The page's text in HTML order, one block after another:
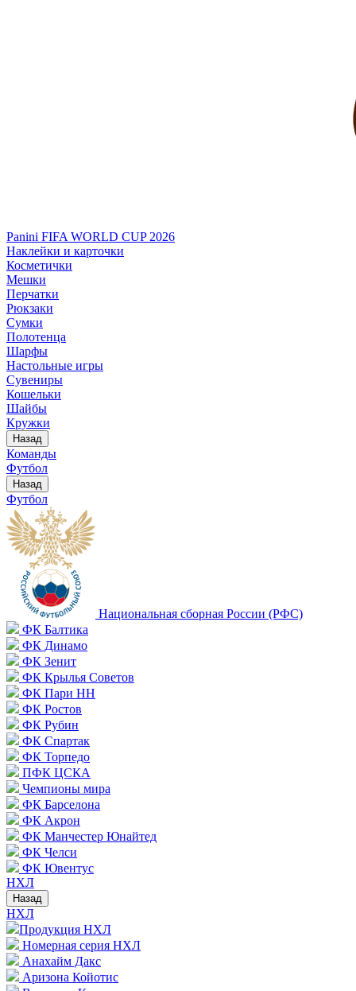
Panini FIFA WORLD CUP 2026
Наклейки и карточки
Косметички
Мешки
Перчатки
Рюкзаки
Сумки
Полотенца
Шарфы
Настольные игры
Сувениры
Кошельки
Шайбы
Кружки
Назад
Команды
Футбол
Назад
Футбол
Национальная сборная России (РФС)
ФК Балтика
ФК Динамо
ФК Зенит
ФК Крылья Советов
ФК Пари НН
ФК Ростов
ФК Рубин
ФК Спартак
ФК Торпедо
ПФК ЦСКА
Чемпионы мира
ФК Барселона
ФК Акрон
ФК Манчестер Юнайтед
ФК Челси
ФК Ювентус
НХЛ
Назад
НХЛ
Продукция НХЛ
Номерная серия НХЛ
Анахайм Дакс
Аризона Койотис